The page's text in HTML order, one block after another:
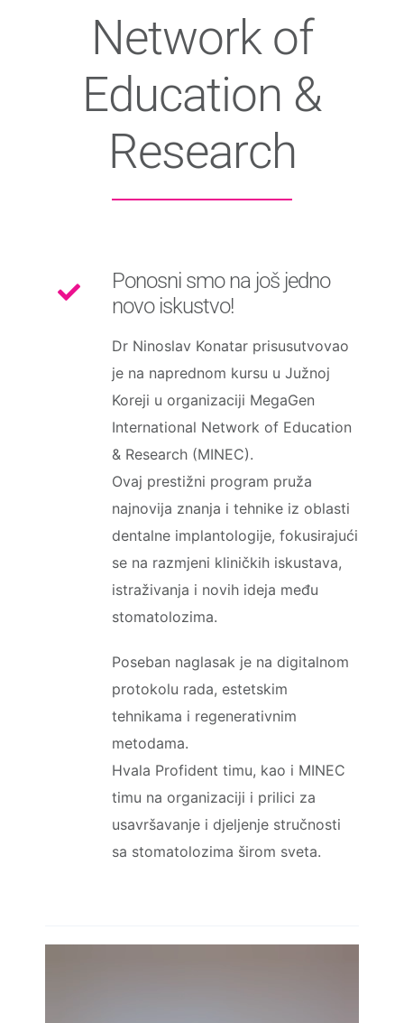
Network of
Education &
Research
Ponosni smo na još jedno
novo iskustvo!
Dr Ninoslav Konatar prisusutvovao
je na naprednom kursu u Južnoj
Koreji u organizaciji MegaGen
International Network of Education
& Research (MINEC).
Ovaj prestižni program pruža
najnovija znanja i tehnike iz oblasti
dentalne implantologije, fokusirajući
se na razmjeni kliničkih iskustava,
istraživanja i novih ideja među
stomatolozima.
Poseban naglasak je na digitalnom
protokolu rada, estetskim
tehnikama i regenerativnim
metodama.
Hvala Profident timu, kao i MINEC
timu na organizaciji i prilici za
usavršavanje i djeljenje stručnosti
sa stomatolozima širom sveta.